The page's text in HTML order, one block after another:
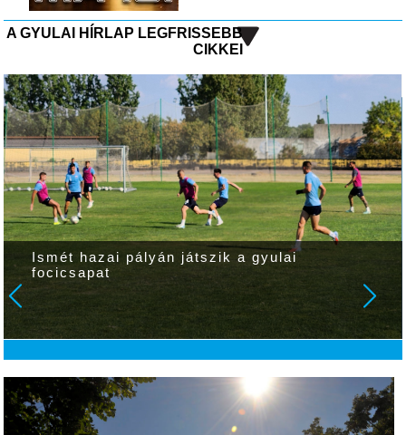
A GYULAI HÍRLAP LEGFRISSEBB
CIKKEI
Ismét hazai pályán játszik a gyulai
focicsapat